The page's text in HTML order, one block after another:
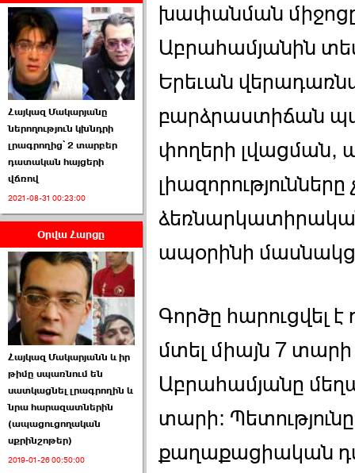
ԿՐԹՈՒԹԵԱՆ
ՃԱՆԱՊԱՐՀՈՎ ›››
2026-07-06 06:50:00
Ամենաշատը էսօրվանից
էի վախենում.Նիկոլայ
Եղիազարյան ›››
2026-07-05 23:19:00
ՏԵՍԱՆՅՈՒԹ․ Ի՞նչ
իրավիճակ է այս ›››
2026-07-04 10:40:00
Հայկազ Մակարյանը
ներողություն կխնդրի
լրագրողից՝ 2 տարբեր
դատական հայցերի
վճռով
2021-08-31 00:23:00
Օրվա Հարցը
Հայկազ Մակարյանն և իր
թիմը սպառնում են
սատկացնել լրագրողին և
նրա հարազատներին
(ապացուցողական
սքրինշոթեր)
2019-01-26 00:50:00
խափանման
Աբրահամյանին
Երեւան
բարձրաստիճան
փողերի
ապօրինի
Գործը հարուցվել
մտել միայն 7
Աբրահամյանը
տարի:
քաղաքացիական